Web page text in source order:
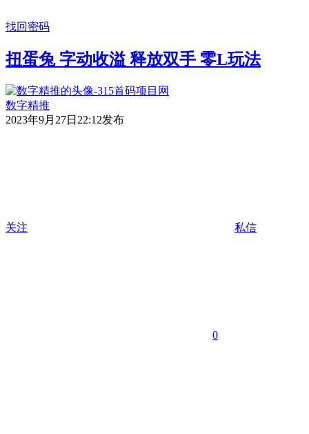
找回密码
扭蛋兔 字动收溢 释放双手 零L玩法
数字精推
2023年9月27日22:12发布
关注 私信
0